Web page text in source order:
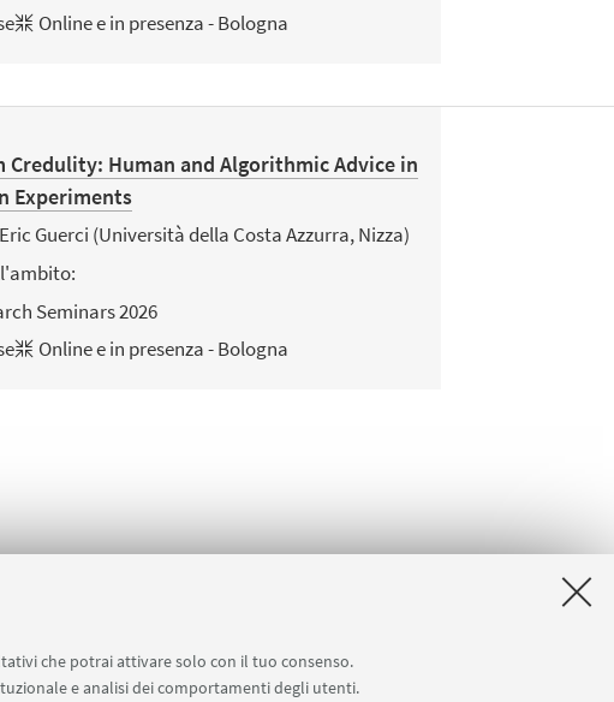
che potrai attivare solo con il tuo consenso.
e analisi dei comportamenti degli utenti.
Online e in presenza - Bologna
Credulity: Human and Algorithmic Advice in
Experiments
Guerci (Università della Costa Azzurra, Nizza)
Seminars 2026
Online e in presenza - Bologna